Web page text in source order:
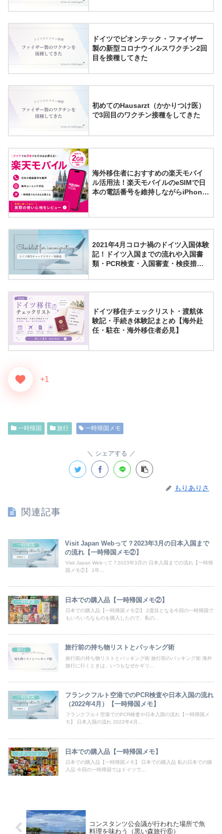
ドイツでビオンテック・ファイザー
製の新型コロナウイルスワクチン2回
目を接種してきた
初めてのHausarzt（かかりつけ医）
で3回目のワクチン接種をしてきた
海外移住者におすすめの楽天モバイ
ル活用法！楽天モバイルのeSIMで日
本の電話番号を維持しながらiPhone
2021年4月コロナ禍のドイツ入国体験
記！ドイツ入国までの流れや入国書
類・PCR検査・入国審査・検疫措置
ドイツ移住チェックリスト・渡航体
験記・手続き体験記まとめ【海外赴
任・駐在・海外移住者必見】
+1
一時帰国 旅行 一時帰国メモ
シェアする
もりありさ
関連記事
一時帰国
Visit Japan Webって？2023年3月の日本入国まで
の流れ【一時帰国メモ②】
Visit Japan Webって？2023年3月の 日本入国までの流れ【一時帰
国メモ②】 1年...
一時帰国 日本での購入品【一時帰国メモ②】
日本での購入品【一時帰国メモ②】 2度目となる今回の一時帰国で
もいろいろなものを購入したので、私の...
旅行 旅行前の持ち物リストとパッキング術
旅行前の持ち物リストとパッキング術 旅行前のパッキング術 海外
旅行に行くときは、いつもなぜかギリ...
一時帰国
フランクフルト空港でのPCR検査や日本入国の流れ
（2022年4月）【一時帰国メモ】
フランクフルト空港でのPCR検査や日本入国の流れ【一時帰国メ
モ】 日本入国の流れ 2022年4月...
ファッション 日本での購入品【一時帰国メモ】
日本での購入品【一時帰国メモ】 日本での購入品 私の日本での購
入品 今回の一時帰国ではドイツで...
コンスタンツ公会議が行われた場所で魚
料理を味わう（黒い森旅行⑥）